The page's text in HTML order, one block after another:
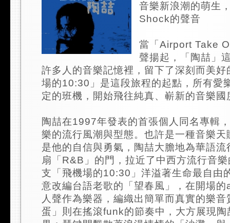
音樂新浪潮的萌生
Shock的聲音
當「Airport Take
聲揚起，「陶喆」
許多人的音樂記憶裡，留下了深刻而美好
場的10:30」是這段旅程的起點，所有愛
定的班機，開始飛往純真、嶄新的音樂國
陶喆在1997年發表的首張個人同名專輯
樂的流行風潮與型態。也許是一種音樂天
是他的自信與勇氣，陶喆大膽地為華語流
扇「R&B」的門，拉近了中西方流行音
支「飛機場的10:30」洋溢著生命最自由
意改編台語老歌的「望春風」，在開場
人聲作為樂器，編織出簡單而真實的樂
蛋」則在搖滾funk的節奏中，大方展現陶